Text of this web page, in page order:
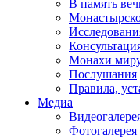
В память
Монахи
Послушания
Правила,
Медиа
Фотогалерея